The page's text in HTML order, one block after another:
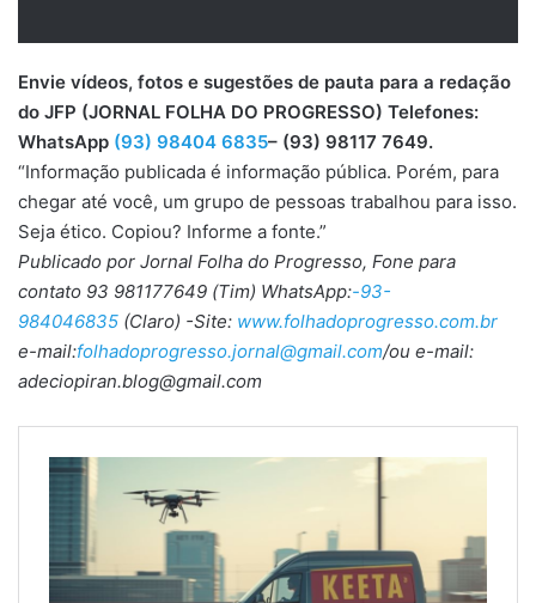
Envie vídeos, fotos e sugestões de pauta para a redação
do JFP (JORNAL FOLHA DO PROGRESSO) Telefones:
WhatsApp (93) 98404 6835– (93) 98117 7649.
“Informação publicada é informação pública. Porém, para
chegar até você, um grupo de pessoas trabalhou para isso.
Seja ético. Copiou? Informe a fonte.”
Publicado por Jornal Folha do Progresso, Fone para
contato 93 981177649 (Tim) WhatsApp:-93-
984046835 (Claro) -Site: www.folhadoprogresso.com.br
e-mail:folhadoprogresso.jornal@gmail.com/ou e-mail:
adeciopiran.blog@gmail.com